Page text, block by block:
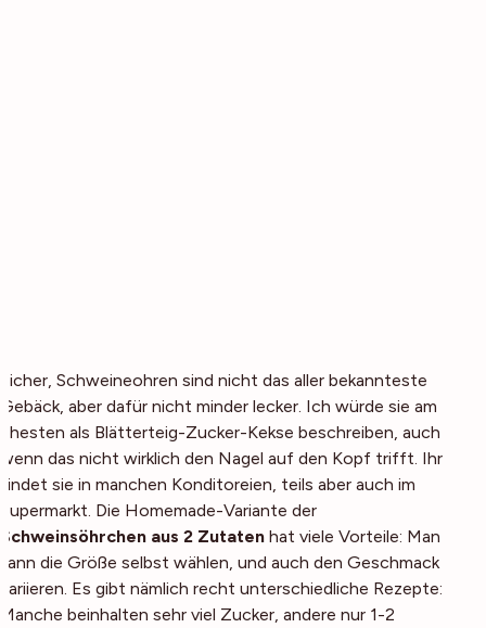
Sicher, Schweineohren sind nicht das aller bekannteste
Gebäck, aber dafür nicht minder lecker. Ich würde sie am
ehesten als Blätterteig-Zucker-Kekse beschreiben, auch
wenn das nicht wirklich den Nagel auf den Kopf trifft. Ihr
findet sie in manchen Konditoreien, teils aber auch im
Supermarkt. Die Homemade-Variante der
Schweinsöhrchen aus 2 Zutaten hat viele Vorteile: Man
kann die Größe selbst wählen, und auch den Geschmack
variieren. Es gibt nämlich recht unterschiedliche Rezepte:
Manche beinhalten sehr viel Zucker, andere nur 1-2